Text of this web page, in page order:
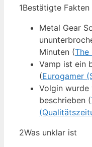
1Bestätigte Fakten
Metal Gear
Minuten (The
Vamp ist ein
(Eurogamer
Volgin wurde
beschrieben (
2Was unklar ist